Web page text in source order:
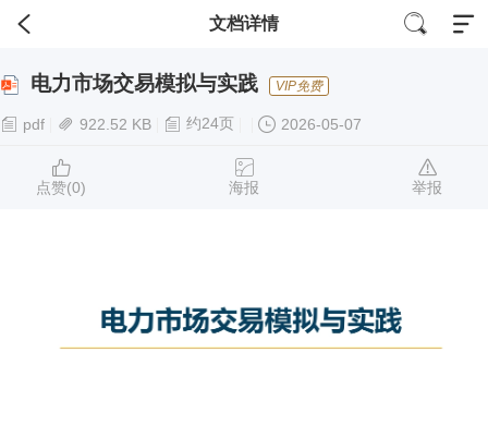
文档详情
电力市场交易模拟与实践 VIP免费
pdf 922.52 KB 约24页 2026-05-07
点赞(0) 海报 举报